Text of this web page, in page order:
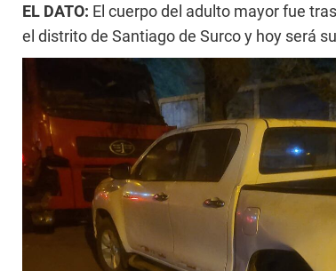
EL DATO: El cuerpo del adulto mayor fue
el distrito de Santiago de Surco y hoy será